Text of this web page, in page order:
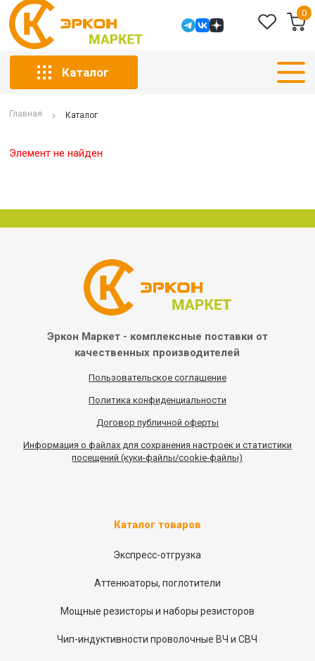
0
Каталог
Главная Каталог
Элемент не найден
Эркон Маркет - комплексные поставки от
качественных производителей
Пользовательское соглашение
Политика конфиденциальности
Договор публичной оферты
Информация о файлах для сохранения настроек и статистики
посещений (куки-файлы/cookie-файлы)
Каталог товаров
Экспресс-отгрузка
Аттенюаторы, поглотители
Мощные резисторы и наборы резисторов
Чип-индуктивности проволочные ВЧ и СВЧ